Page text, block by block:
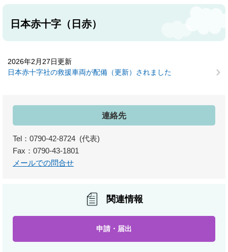
日本赤十字（日赤）
2026年2月27日更新
日本赤十字社の救援車両が配備（更新）されました
連絡先
Tel：0790-42-8724
代表
Fax：0790-43-1801
メールでの問合せ
関連情報
申請・届出